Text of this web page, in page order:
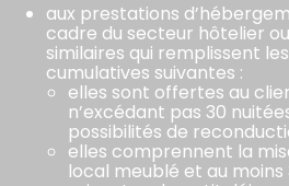
aux prestations
cadre du secteur hôtelier
similaires qui remplissent
cumulatives suivantes :
elles sont offertes au
n’excédant pas 30
possibilités de
elles comprennent la
local meublé et au